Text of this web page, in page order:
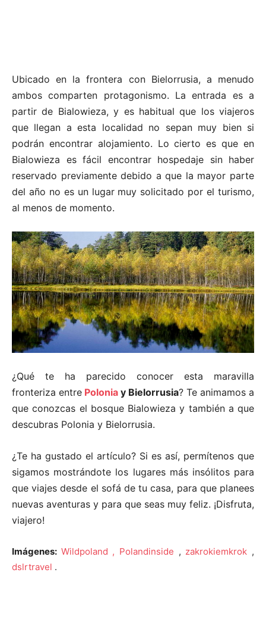
Ubicado en la frontera con Bielorrusia, a menudo
ambos comparten protagonismo. La entrada es a
partir de Bialowieza, y es habitual que los viajeros
que llegan a esta localidad no sepan muy bien si
podrán encontrar alojamiento. Lo cierto es que en
Bialowieza es fácil encontrar hospedaje sin haber
reservado previamente debido a que la mayor parte
del año no es un lugar muy solicitado por el turismo,
al menos de momento.
¿Qué te ha parecido conocer esta maravilla
fronteriza entre Polonia y Bielorrusia? Te animamos a
que conozcas el bosque Bialowieza y también a que
descubras Polonia y Bielorrusia.
¿Te ha gustado el artículo? Si es así, permítenos que
sigamos mostrándote los lugares más insólitos para
que viajes desde el sofá de tu casa, para que planees
nuevas aventuras y para que seas muy feliz. ¡Disfruta,
viajero!
Imágenes: Wildpoland , Polandinside , zakrokiemkrok ,
dslrtravel .